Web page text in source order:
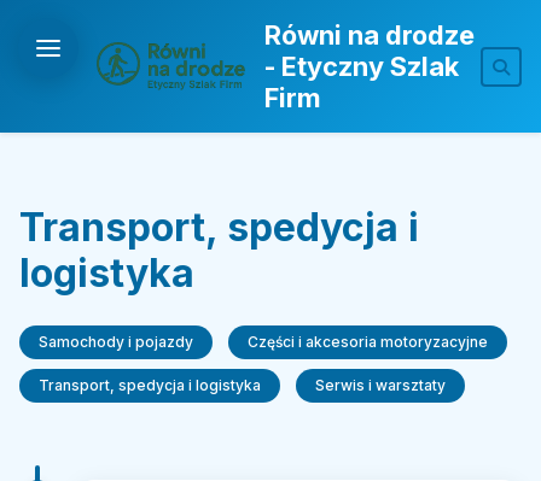
Równi na drodze
- Etyczny Szlak
Firm
Transport, spedycja i
logistyka
Samochody i pojazdy Części i akcesoria motoryzacyjne
Transport, spedycja i logistyka Serwis i warsztaty